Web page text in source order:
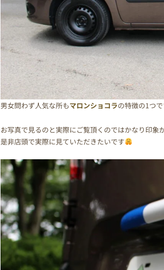
男女問わず人気な所もマロンショコラの特徴の1つ
お写真で見るのと実際にご覧頂くのではかなり印象
是非店頭で実際に見ていただきたいです